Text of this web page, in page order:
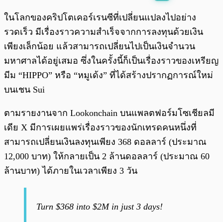
0:00 /
ในโลกของคริปโตเคอร์เรนซีที่เปลี่ยนแปลงไปอย่าง
รวดเร็ว มีเรื่องราวความสำเร็จจากการลงทุนด้วยเงิน
เพียงเล็กน้อย แล้วสามารถเปลี่ยนไปเป็นเงินจำนวน
มหาศาลได้อยู่เสมอ ซึ่งในครั้งนี้ก็เป็นเรื่องราวของเหรียญ
มีม “HIPPO” หรือ “หมูเด้ง” ที่ได้สร้างปรากฏการณ์ใหม่
บนเชน Sui
ตามรายงานจาก Lookonchain บนแพลตฟอร์มโซเชียลมี
เดีย X มีการเผยแพร่เรื่องราวของนักเทรดคนหนึ่งที่
สามารถเปลี่ยนเงินลงทุนเพียง 368 ดอลลาร์ (ประมาณ
12,000 บาท) ให้กลายเป็น 2 ล้านดอลลาร์ (ประมาณ 60
ล้านบาท) ได้ภายในเวลาเพียง 3 วัน
Turn $368 into $2M in just 3 days!